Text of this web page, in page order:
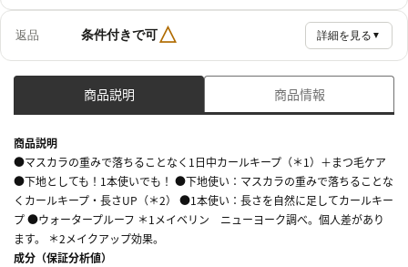
返品 条件付きで可△ 詳細を見る ▼
商品説明 商品情報
商品説明
●マスカラの重みで落ちることなく1日中カールキープ（＊1）＋まつ毛ケア
●下地としても！1本使いでも！ ●下地使い：マスカラの重みで落ちることな
くカールキープ・長さUP（＊2） ●1本使い：長さを自然に足してカールキー
プ ●ウォータープルーフ ＊1メイベリン ニューヨーク調べ。個人差があり
ます。 ＊2メイクアップ効果。
成分（保証分析値）